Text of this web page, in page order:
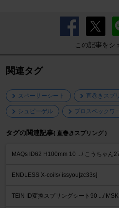
この記事をシ
関連タグ
スペーサーシート 直巻きスプ
シュピーゲル プロスペックワ
タグの関連記事( 直巻きスプリング )
MAQs ID62 H100mm 10 .../ こうちゃん
ENDLESS X-coils/ issyou[zc33s]
TEIN ID変換スプリングシート90 .../